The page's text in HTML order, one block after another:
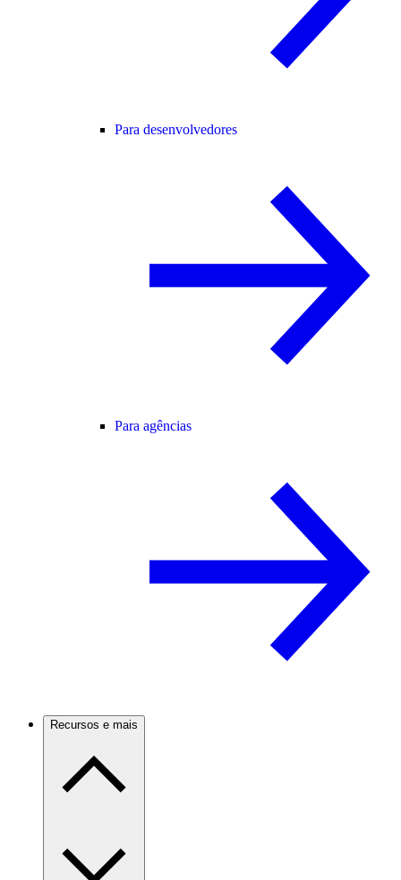
Para desenvolvedores
Para agências
Recursos e mais